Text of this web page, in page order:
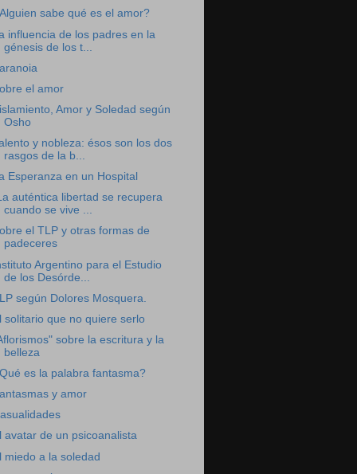
sabe qué es el amor?
influencia de los padres en la
génesis de los t...
el amor
Amor y Soledad según
Osho
y nobleza: ésos son los dos
rasgos de la b...
Esperanza en un Hospital
auténtica libertad se recupera
cuando se vive ...
el TLP y otras formas de
padeceres
Argentino para el Estudio
de los Desórde...
según Dolores Mosquera.
solitario que no quiere serlo
sobre la escritura y la
belleza
es la palabra fantasma?
y amor
avatar de un psicoanalista
miedo a la soledad